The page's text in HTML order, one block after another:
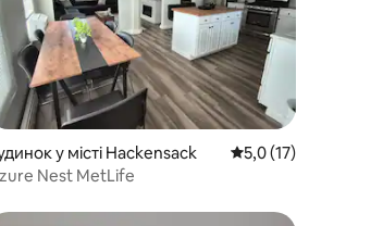
4,84 з 5, відгуки: 168
у місті Hackensack Середня оцінка: 5,0
5,0 (17)
Nest MetLife